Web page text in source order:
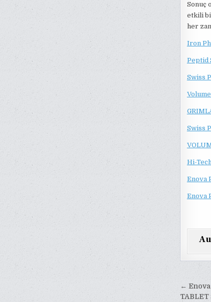
Sonuç
etkili
her
Iron
Peptid
Swiss
Swiss
Hi-
Enova
Enova
Yazı
← Enova
TABLET